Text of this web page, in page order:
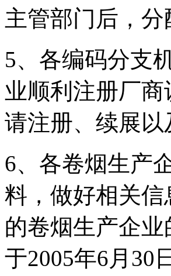
主管部门后，分
5、各编码分支
业顺利注册厂
请注册、续展以
6、各卷烟生产
料，做好相关
的卷烟生产企
于2005年6月30